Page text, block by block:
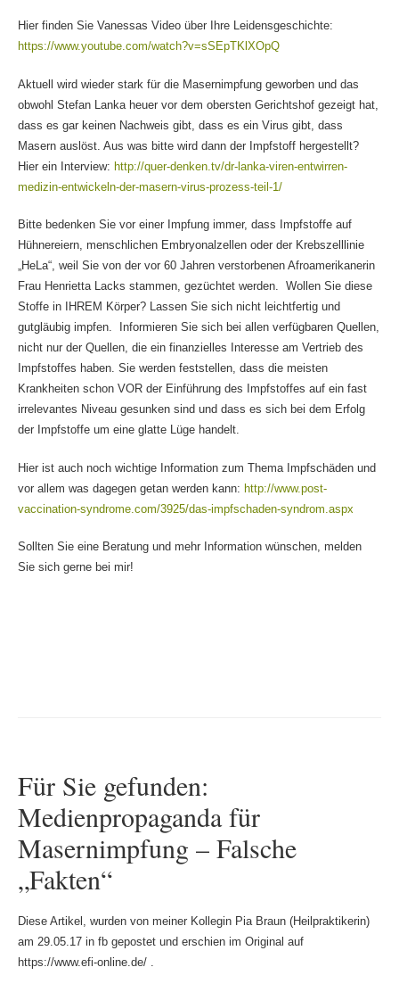
Hier finden Sie Vanessas Video über Ihre Leidensgeschichte:
https://www.youtube.com/watch?v=sSEpTKlXOpQ
Aktuell wird wieder stark für die Masernimpfung geworben und das
obwohl Stefan Lanka heuer vor dem obersten Gerichtshof gezeigt hat,
dass es gar keinen Nachweis gibt, dass es ein Virus gibt, dass
Masern auslöst. Aus was bitte wird dann der Impfstoff hergestellt?
Hier ein Interview: http://quer-denken.tv/dr-lanka-viren-entwirren-
medizin-entwickeln-der-masern-virus-prozess-teil-1/
Bitte bedenken Sie vor einer Impfung immer, dass Impfstoffe auf
Hühnereiern, menschlichen Embryonalzellen oder der Krebszelllinie
„HeLa“, weil Sie von der vor 60 Jahren verstorbenen Afroamerikanerin
Frau Henrietta Lacks stammen, gezüchtet werden. Wollen Sie diese
Stoffe in IHREM Körper? Lassen Sie sich nicht leichtfertig und
gutgläubig impfen. Informieren Sie sich bei allen verfügbaren Quellen,
nicht nur der Quellen, die ein finanzielles Interesse am Vertrieb des
Impfstoffes haben. Sie werden feststellen, dass die meisten
Krankheiten schon VOR der Einführung des Impfstoffes auf ein fast
irrelevantes Niveau gesunken sind und dass es sich bei dem Erfolg
der Impfstoffe um eine glatte Lüge handelt.
Hier ist auch noch wichtige Information zum Thema Impfschäden und
vor allem was dagegen getan werden kann: http://www.post-
vaccination-syndrome.com/3925/das-impfschaden-syndrom.aspx
Sollten Sie eine Beratung und mehr Information wünschen, melden
Sie sich gerne bei mir!
Für Sie gefunden:
Medienpropaganda für
Masernimpfung – Falsche
„Fakten“
Diese Artikel, wurden von meiner Kollegin Pia Braun (Heilpraktikerin)
am 29.05.17 in fb gepostet und erschien im Original auf
https://www.efi-online.de/ .